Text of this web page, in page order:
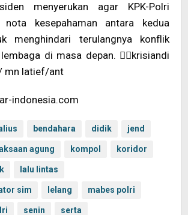
menyerukan agar KPK-Polri
nota kesepahaman antara kedua
menghindari terulangnya konflik
di masa depan. krisiandi
mn latief/ant
indonesia.com
bendahara didik jend
agung kompol koridor
lalu lintas
sim lelang mabes polri
senin serta